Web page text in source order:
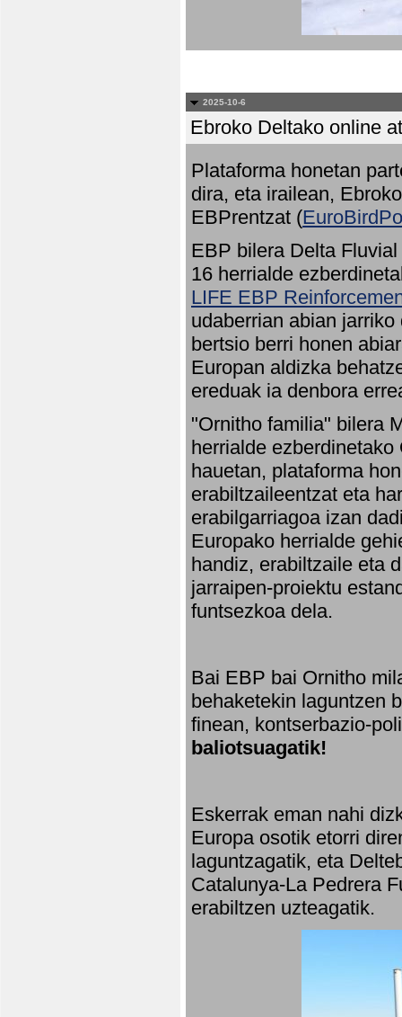
2025-10-6
Ebroko Deltako online
Plataforma honetan
dira, eta irailean,
EBPrentzat (
EBP bilera Delta
16 herrialde
LIFE EBP
udaberrian abian
bertsio berri honen
Europan aldizka
ereduak ia denbora
"Ornitho familia" bilera
herrialde
hauetan, plataforma
erabiltzaileentzat eta
erabilgarriagoa izan
Europako herrialde
handiz, erabiltzaile eta
jarraipen-proiektu
funtsezkoa dela.
Bai EBP bai Ornitho
behaketekin laguntzen
finean, kontserbazio-
baliotsuagatik!
Eskerrak eman nahi
Europa osotik etorri
laguntzagatik, eta
Catalunya-La Pedrera
erabiltzen uzteagatik.